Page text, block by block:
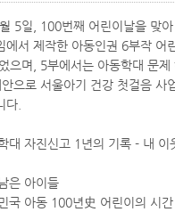
5일, 100번째 어린이날을 맞아
에서 제작한 아동인권 6부작 어
으며, 5부에서는 아동학대 문제
으로 서울아기 건강 첫걸음 사
다.
대 자진신고 1년의 기록 - 내 이
은 아이들
국 아동 100년史 어린이의 시간